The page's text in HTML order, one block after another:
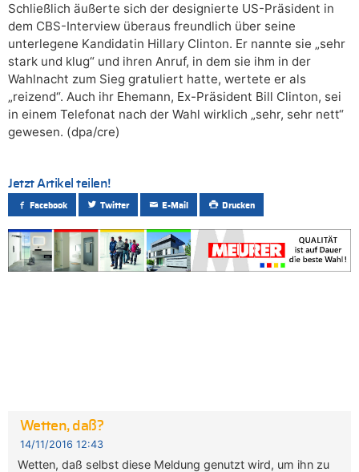
Schließlich äußerte sich der designierte US-Präsident in
dem CBS-Interview überaus freundlich über seine
unterlegene Kandidatin Hillary Clinton. Er nannte sie „sehr
stark und klug“ und ihren Anruf, in dem sie ihm in der
Wahlnacht zum Sieg gratuliert hatte, wertete er als
„reizend“. Auch ihr Ehemann, Ex-Präsident Bill Clinton, sei
in einem Telefonat nach der Wahl wirklich „sehr, sehr nett“
gewesen. (dpa/cre)
Jetzt Artikel teilen!
Facebook Twitter E-Mail Drucken
Wetten, daß?
14/11/2016 12:43
Wetten, daß selbst diese Meldung genutzt wird, um ihn zu